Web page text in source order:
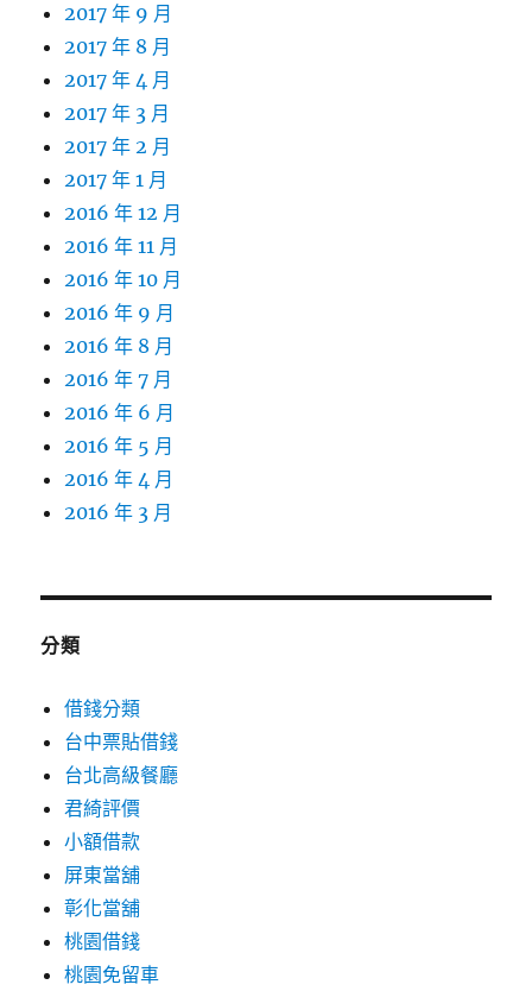
2017 年 9 月
2017 年 8 月
2017 年 4 月
2017 年 3 月
2017 年 2 月
2017 年 1 月
2016 年 12 月
2016 年 11 月
2016 年 10 月
2016 年 9 月
2016 年 8 月
2016 年 7 月
2016 年 6 月
2016 年 5 月
2016 年 4 月
2016 年 3 月
分類
借錢分類
台中票貼借錢
台北高級餐廳
君綺評價
小額借款
屏東當舖
彰化當舖
桃園借錢
桃園免留車